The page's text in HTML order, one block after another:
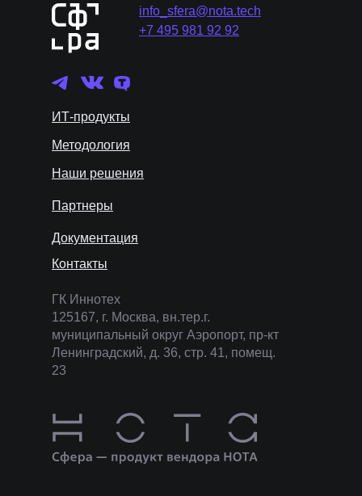
ГК Иннотех
125167, г. Москва, вн.тер.г.
муниципальный округ Аэропорт, пр-кт
Ленинградский, д. 36, стр. 41, помещ.
23
info_sfera@nota.tech
+7 495 981 92 92
ИТ-продукты
Методология
Наши решения
Партнеры
Документация
Контакты